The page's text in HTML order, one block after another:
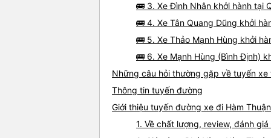
🚌 3. Xe Đình Nhân khởi hành tại
🚌 4. Xe Tân Quang Dũng khởi
🚌 5. Xe Thảo Mạnh Hùng khởi
🚌 6. Xe Mạnh Hùng (Bình Định)
Những câu hỏi thường gặp về tuyến xe
Thông tin tuyến đường
Giới thiệu tuyến đường xe đi Hàm
1. Về chất lượng, review, đánh